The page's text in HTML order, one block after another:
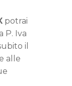
potrai
P. Iva
il
alle